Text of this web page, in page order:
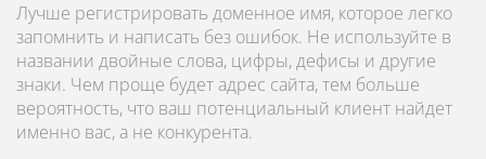
Лучше регистрировать доменное имя, которое легко
запомнить и написать без ошибок. Не используйте в
названии двойные слова, цифры, дефисы и другие
знаки. Чем проще будет адрес сайта, тем больше
вероятность, что ваш потенциальный клиент найдет
именно вас, а не конкурента.